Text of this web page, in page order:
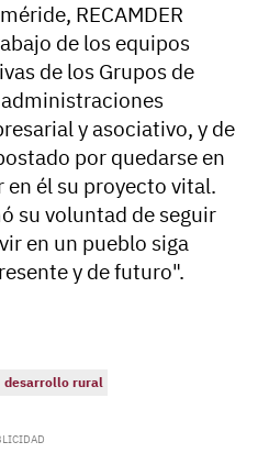
RECAMDER
de los equipos
de los Grupos de
y asociativo, y de
por quedarse en
él su proyecto vital.
su voluntad de seguir
en un pueblo siga
y de futuro".
desarrollo rural